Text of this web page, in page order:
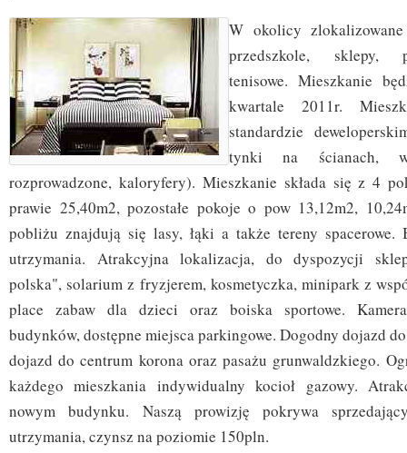
W okolicy zlokalizowane
przedszkole, sklepy,
tenisowe. Mieszkanie
kwartale 2011r.
standardzie
tynki na ścianach,
rozprowadzone, kaloryfery). Mieszkanie składa się z 4
prawie 25,40m2, pozostałe pokoje o pow 13,12m2,
pobliżu znajdują się lasy, łąki a także tereny spacerowe.
utrzymania. Atrakcyjna lokalizacja, do dyspozycji
polska", solarium z fryzjerem, kosmetyczka, minipark z
place zabaw dla dzieci oraz boiska sportowe.
budynków, dostępne miejsca parkingowe. Dogodny dojazd
dojazd do centrum korona oraz pasażu grunwaldzkiego.
każdego mieszkania indywidualny kocioł gazowy.
nowym budynku. Naszą prowizję pokrywa
utrzymania, czynsz na poziomie 150pln.